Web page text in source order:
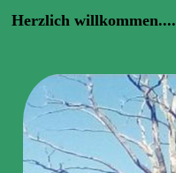
Herzlich willkommen....